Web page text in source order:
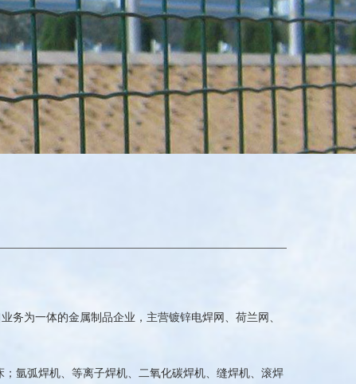
为一体的金属制品企业，主营镀锌电焊网、荷兰网、
氩弧焊机、等离子焊机、二氧化碳焊机、缝焊机、滚焊